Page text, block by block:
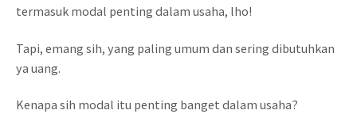
termasuk modal penting dalam usaha, lho!
Tapi, emang sih, yang paling umum dan sering dibutuhkan
ya uang.
Kenapa sih modal itu penting banget dalam usaha?